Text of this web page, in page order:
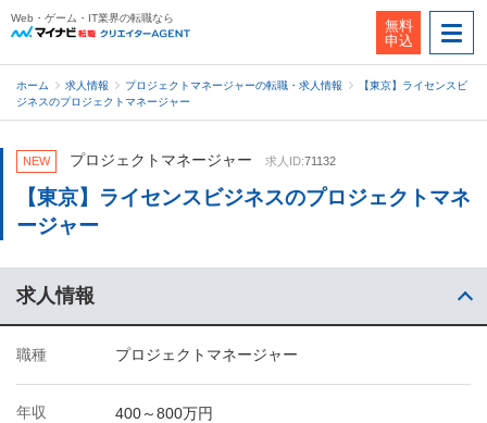
Web・ゲーム・IT業界の転職なら
無料
申込
ホーム 求人情報 プロジェクトマネージャーの転職・求人情報
【東京】ライセンスビ
ジネスのプロジェクトマネージャー
NEW プロジェクトマネージャー 求人ID:71132
【東京】ライセンスビジネスのプロジェクトマネ
ージャー
求人情報
職種 プロジェクトマネージャー
年収
400～800万円